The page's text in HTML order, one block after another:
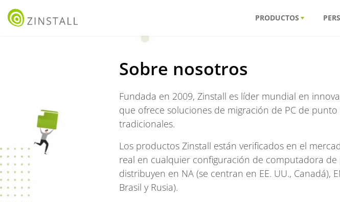
PRODUCTOS
Sobre nosotros
Fundada en 2009, Zinstall es líder mundial en
que ofrece soluciones de migración de PC de
tradicionales.
Los productos Zinstall están verificados en el
real en cualquier configuración de computadora
distribuyen en NA (se centran en EE. UU., Canadá),
Brasil y Rusia).